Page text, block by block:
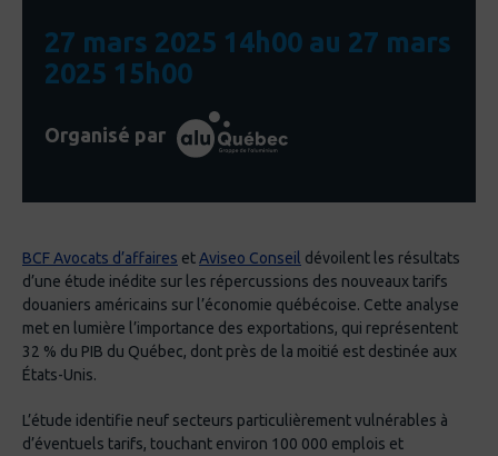
27 mars 2025 14h00 au 27 mars
2025 15h00
Organisé par
BCF Avocats d’affaires etAviseo Conseil dévoilent les résultats
d’une étude inédite sur les répercussions des nouveaux tarifs
douaniers américains sur l’économie québécoise. Cette analyse
met en lumière l’importance des exportations, qui représentent
32 % du PIB du Québec, dont près de la moitié est destinée aux
États-Unis.
L’étude identifie neuf secteurs particulièrement vulnérables à
d’éventuels tarifs, touchant environ 100 000 emplois et